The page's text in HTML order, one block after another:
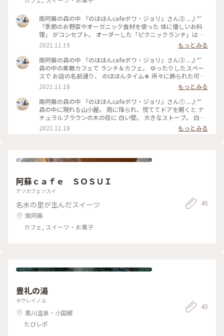
南阿蘇の森の中 『のほほんcafeボワ・ジョリ』さん③ ...♪*ﾟ
「季節のお野菜やオーガニック食材を使った 体に優しいお料
理」 がコンセプト。 オーダーした「ピクニックランチ」は キ
ッシュにパン それに 彩り豊かなお野菜もりもり。 ラタントレ
ーがピクニック気分。 ♪♪ 白い窓。レースのカーテン。 ゆっ
たりした籐の椅子。 ドライフラワーに 絵本。 大好きの詰まっ
たカフェです☕*° #熊本県 #南阿蘇 #のほほんカフェボアジョ
リ #オーガニック食材を使ったお料理 #森の中のカフェ #飾ら
2021.11.19
もっとみる
南阿蘇の森の中 『のほほんcafeボワ・ジョリ』さん② ...♪*ﾟ
森の中の素敵カフェで ランチ＆カフェ。 ゆったりしたスペー
スで お店の名前通り、 のほほんタイム🍀 所々に飾られた可愛
い雑貨に キョロキョロしながら😊 ♪♪ 栗🌰のケーキは とろり
とした生クリームと 栗の相性がたまらない(୨୧ᵕ̤ᴗᵕ̤) チーズケー
キも ハズせない絶品です☕️ #熊本県 #南阿蘇 #のほほんカフェ
ボアジョリ #オーガニック食材を使ったお料理 #森の中のカフ
ェ #飾られた雑貨も可愛い #私のことりっぷ #秋日和
2021.11.18
もっとみる
南阿蘇の森の中 『のほほんcafeボワ・ジョリ』さん① ...♪*ﾟ
森の中に現れる山小屋。 雨に降られ、慌ててドアを開くと ナ
チュラルブラウンの木の柱に 白い壁。 大きなストーブ。 白い
籐椅子がゆったり置かれて。 ここは カントリーな世界観満載
の 素敵カフェ✿◔‿◔✿ ♪♪ ふと目につく雑貨にも 心惹かれ。
材を使ったお料理 #森の中のカフェ #飾られた雑貨も可愛い #
2021.11.18 もっとみる
阿蘇ｃａｆｅ ＳＯＳＵＩ
アソカフェソスイ
名水の里が生んだスイーツ
南阿蘇
カフェ, スイーツ・お菓子
45
豊礼の湯
ホウレイノユ
黒川温泉・小国郷
たびレポ
45